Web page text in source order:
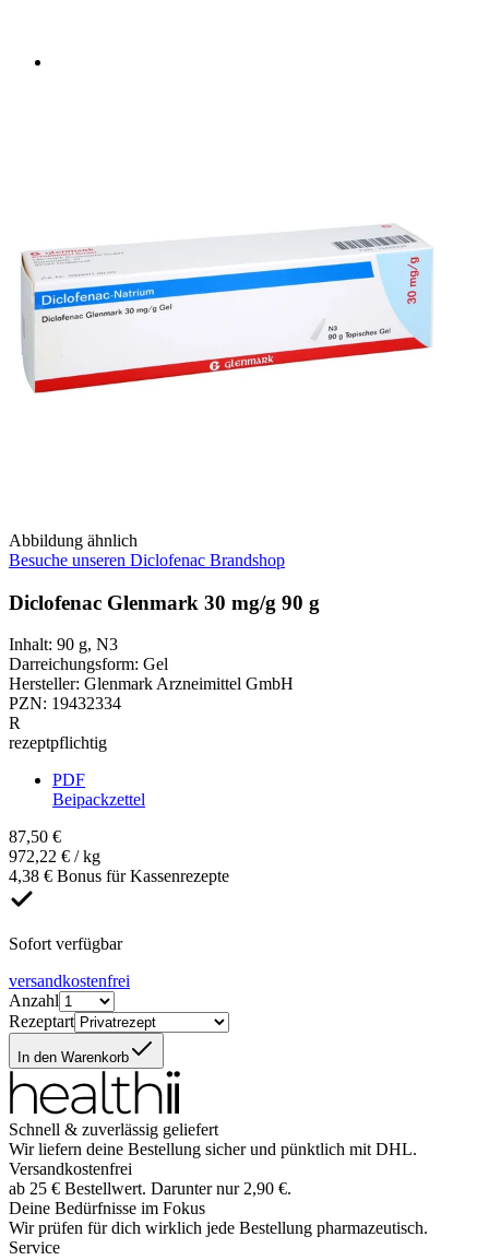
Abbildung ähnlich
Besuche unseren Diclofenac Brandshop
Diclofenac Glenmark 30 mg/g 90 g
Inhalt: 90 g, N3
Darreichungsform: Gel
Hersteller: Glenmark Arzneimittel GmbH
PZN: 19432334
R
rezeptpflichtig
PDF
Beipackzettel
87,50 €
972,22 € / kg
4,38 € Bonus für Kassenrezepte
Sofort verfügbar
versandkostenfrei
Anzahl
Rezeptart
In den Warenkorb
Schnell & zuverlässig geliefert
Wir liefern deine Bestellung sicher und pünktlich mit DHL.
Versandkostenfrei
ab 25 € Bestellwert. Darunter nur 2,90 €.
Deine Bedürfnisse im Fokus
Wir prüfen für dich wirklich jede Bestellung pharmazeutisch.
Service